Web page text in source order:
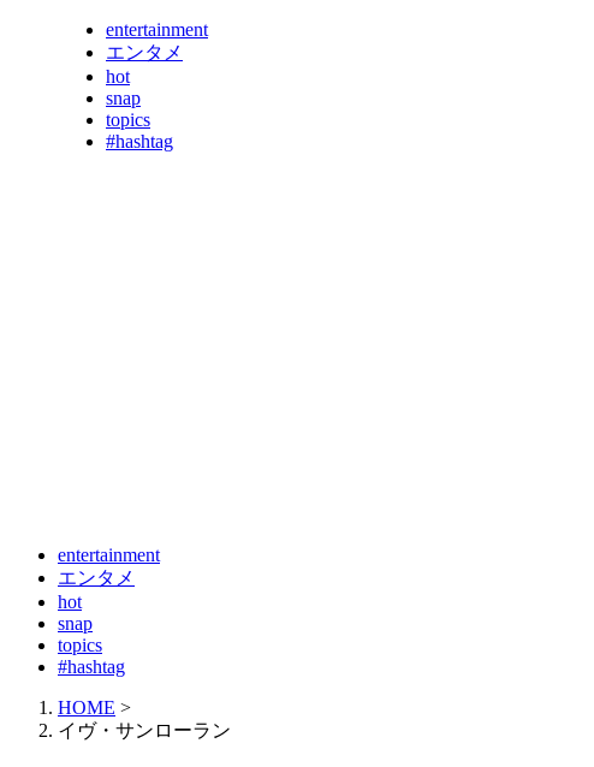
entertainment
エンタメ
hot
snap
topics
#hashtag
entertainment
エンタメ
hot
snap
topics
#hashtag
HOME >
イヴ・サンローラン